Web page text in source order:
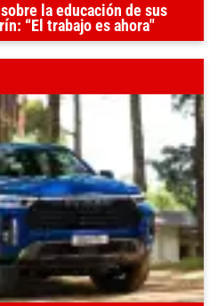
la educación de sus
“El trabajo es ahora"